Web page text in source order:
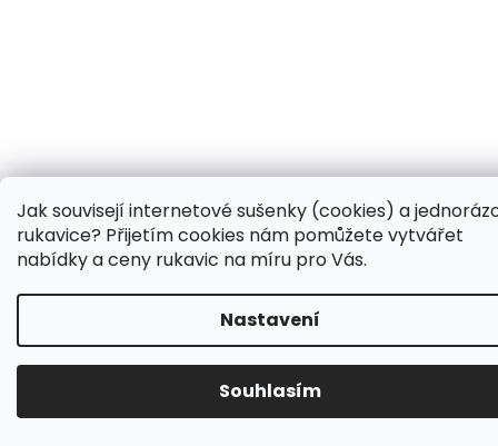
Jak souvisejí internetové sušenky (cookies) a
rukavice? Přijetím cookies nám pomůžete vytvářet
nabídky a ceny rukavic na míru pro Vás.
Nastavení
Souhlasím